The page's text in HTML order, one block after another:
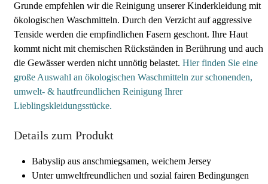
Grunde empfehlen wir die Reinigung unserer Kinderkleidung mit
ökologischen Waschmitteln. Durch den Verzicht auf aggressive
Tenside werden die empfindlichen Fasern geschont. Ihre Haut
kommt nicht mit chemischen Rückständen in Berührung und auch
die Gewässer werden nicht unnötig belastet. Hier finden Sie eine
große Auswahl an ökologischen Waschmitteln zur schonenden,
umwelt- & hautfreundlichen Reinigung Ihrer
Lieblingskleidungsstücke.
Details zum Produkt
Babyslip aus anschmiegsamen, weichem Jersey
Unter umweltfreundlichen und sozial fairen Bedingungen